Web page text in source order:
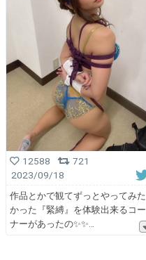
12588
721
2023/09/18
作品とかで観てずっとやってみた
かった『緊縛』を体験出来るコー
ナーがあったの✨️✨